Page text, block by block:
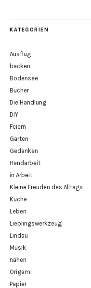
KATEGORIEN
Ausflug
backen
Bodensee
Bücher
Die Handlung
DIY
Feiern
Garten
Gedanken
Handarbeit
in Arbeit
Kleine Freuden des Alltags
Küche
Leben
Lieblingswerkzeug
Lindau
Musik
nähen
Origami
Papier